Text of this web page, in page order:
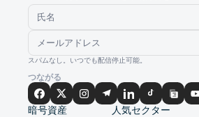
スパムなし。いつでも配信停止可能。
つながる
暗号資産 人気セクター